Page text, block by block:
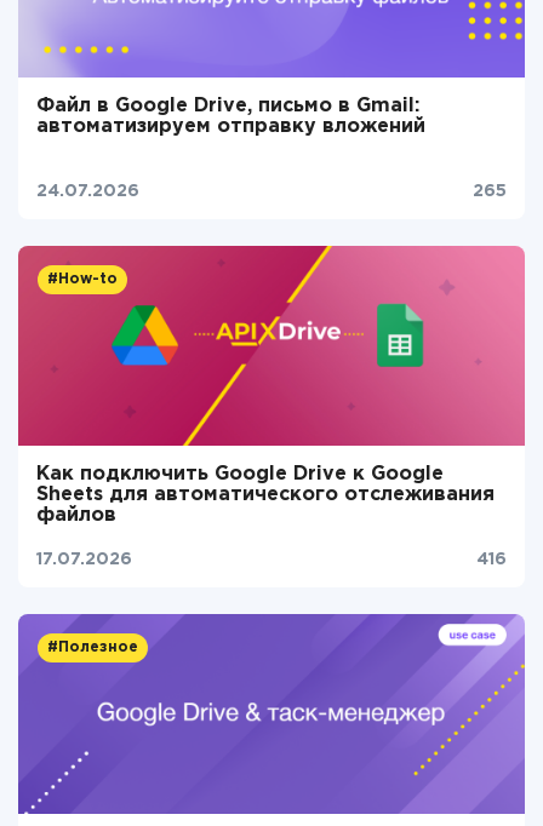
Файл в Google Drive, письмо в Gmail:
автоматизируем отправку вложений
24.07.2026 265
#How-to
Как подключить Google Drive к Google
Sheets для автоматического отслеживания
файлов
17.07.2026 416
#Полезное